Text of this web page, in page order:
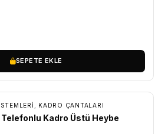
SEPETE EKLE
KADRO ÇANTALARI
Kadro Üstü Heybe